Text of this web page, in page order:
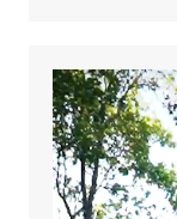
Video
Player